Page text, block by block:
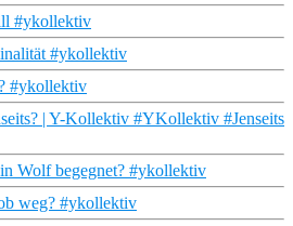
#ykollektiv
#ykollektiv
#ykollektiv
| Y-Kollektiv #YKollektiv #Jenseits
Wolf begegnet? #ykollektiv
weg? #ykollektiv